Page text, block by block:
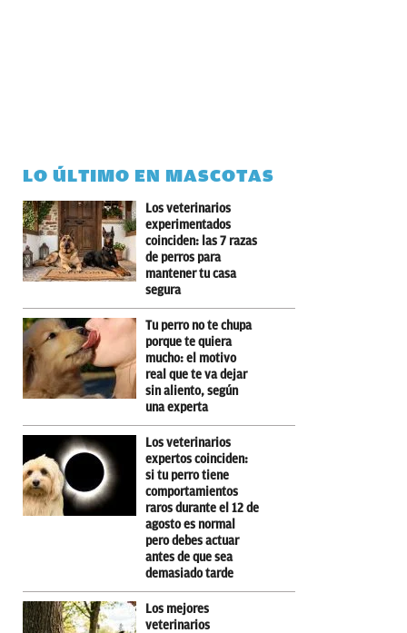
LO ÚLTIMO EN MASCOTAS
Los veterinarios
experimentados
coinciden: las 7 razas
de perros para
mantener tu casa
segura
Tu perro no te chupa
porque te quiera
mucho: el motivo
real que te va dejar
sin aliento, según
una experta
Los veterinarios
expertos coinciden:
si tu perro tiene
comportamientos
raros durante el 12 de
agosto es normal
pero debes actuar
antes de que sea
demasiado tarde
Los mejores
veterinarios